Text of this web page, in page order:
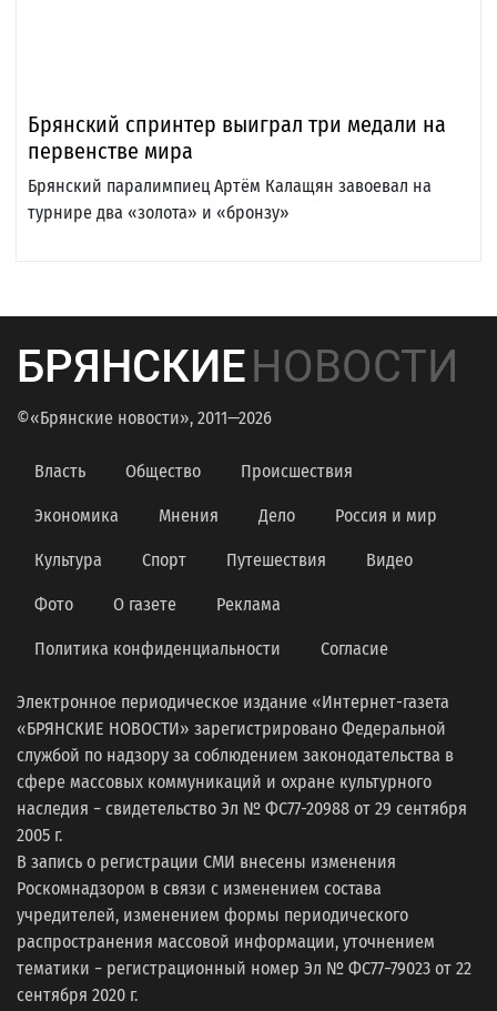
Брянский спринтер выиграл три медали на
первенстве мира
Брянский паралимпиец Артём Калащян завоевал на
турнире два «золота» и «бронзу»
БРЯНСКИЕНОВОСТИ
©«Брянские новости», 2011—2026
Власть Общество Происшествия
Экономика Мнения Дело Россия и мир
Культура Спорт Путешествия Видео
Фото О газете Реклама
Политика конфиденциальности Согласие
Электронное периодическое издание «Интернет-газета
«БРЯНСКИЕ НОВОСТИ» зарегистрировано Федеральной
службой по надзору за соблюдением законодательства в
сфере массовых коммуникаций и охране культурного
наследия − свидетельство Эл № ФС77-20988 от 29 сентября
2005 г.
В запись о регистрации СМИ внесены изменения
Роскомнадзором в связи с изменением состава
учредителей, изменением формы периодического
распространения массовой информации, уточнением
тематики − регистрационный номер Эл № ФС77−79023 от 22
сентября 2020 г.